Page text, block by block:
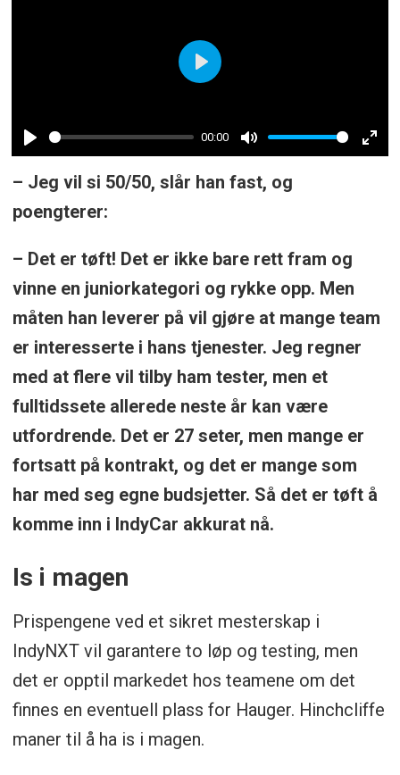
Play
00:00
Mute
Play
– Jeg vil si 50/50, slår han fast, og
poengterer:
– Det er tøft! Det er ikke bare rett fram og
vinne en juniorkategori og rykke opp. Men
måten han leverer på vil gjøre at mange team
er interesserte i hans tjenester. Jeg regner
med at flere vil tilby ham tester, men et
fulltidssete allerede neste år kan være
utfordrende. Det er 27 seter, men mange er
fortsatt på kontrakt, og det er mange som
har med seg egne budsjetter. Så det er tøft å
komme inn i IndyCar akkurat nå.
Is i magen
Prispengene ved et sikret mesterskap i
IndyNXT vil garantere to løp og testing, men
det er opptil markedet hos teamene om det
finnes en eventuell plass for Hauger. Hinchcliffe
maner til å ha is i magen.